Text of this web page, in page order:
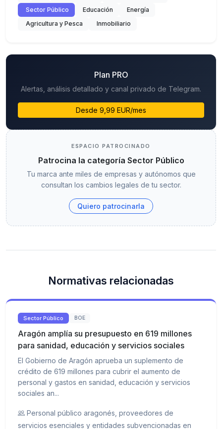
Sector Público
Educación
Energía
Agricultura y Pesca
Inmobiliario
Plan PRO
Alertas, análisis detallado y canal privado de Telegram.
Desde 9,99 EUR/mes
ESPACIO PATROCINADO
Patrocina la categoría Sector Público
Tu marca ante miles de empresas y autónomos que
consultan los cambios legales de tu sector.
Quiero patrocinarla
Normativas relacionadas
Sector Público BOE
Aragón amplía su presupuesto en 619 millones
para sanidad, educación y servicios sociales
El Gobierno de Aragón aprueba un suplemento de
crédito de 619 millones para cubrir el aumento de
personal y gastos en sanidad, educación y servicios
sociales an...
Personal público aragonés, proveedores de
servicios esenciales y entidades subvencionadas en